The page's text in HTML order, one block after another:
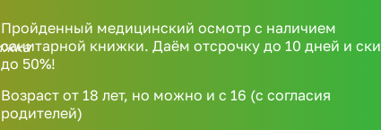
Пройденный медицинский осмотр с наличием
санитарной книжки. Даём отсрочку до 10 дней и
до 50%!
Возраст от 18 лет, но можно и с 16 (с согласия
родителей)